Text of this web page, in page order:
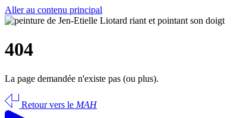
Aller au contenu principal
404
La page demandée n'existe pas (ou plus).
Retour vers le MAH